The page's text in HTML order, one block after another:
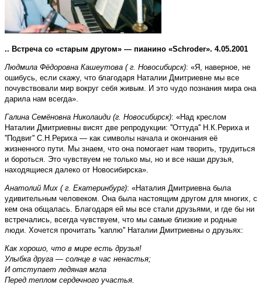
.. Встреча со «старым другом» — пианино «Schroder». 4.05.2001
Людмила Фёдоровна Кашеутова ( г. Новосибирск): «Я, наверное, не
ошибусь, если скажу, что благодаря Наталии Дмитриевне мы все
почувствовали мир вокруг себя живым. И это чудо познания мира она
дарила нам всегда».
Галина Семёновна Николаиди (г. Новосибирск): «Над креслом
Наталии Дмитриевны висят две репродукции: ''Оттуда'' Н.К.Рериха и
''Подвиг'' С.Н.Рериха — как символы начала и окончания её
жизненного пути. Мы знаем, что она помогает нам творить, трудиться
и бороться. Это чувствуем не только мы, но и все наши друзья,
находящиеся далеко от Новосибирска».
Анатолий Мих ( г. Екатеринбург): «Наталия Дмитриевна была
удивительным человеком. Она была настоящим другом для многих, с
кем она общалась. Благодаря ей мы все стали друзьями, и где бы ни
встречались, всегда чувствуем, что мы самые близкие и родные
люди. Хочется прочитать ''каплю'' Наталии Дмитриевны о друзьях:
Как хорошо, что в мире есть друзья!
Улыбка друга — солнце в час ненастья;
И отступает ледяная мгла
Перед теплом сердечного участья.